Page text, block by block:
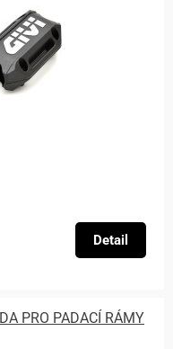
Detail
PRO PADACÍ RÁMY